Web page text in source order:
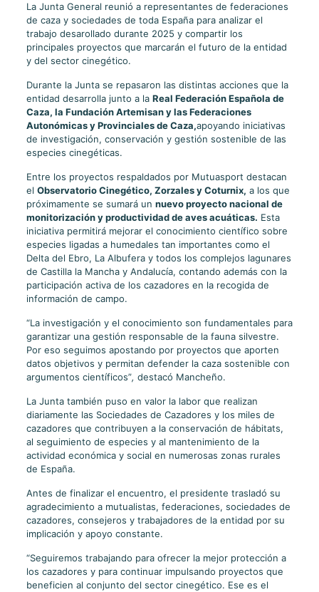
La Junta General reunió a representantes de federaciones
de caza y sociedades de toda España para analizar el
trabajo desarollado durante 2025 y compartir los
principales proyectos que marcarán el futuro de la entidad
y del sector cinegético.
Durante la Junta se repasaron las distintas acciones que la
entidad desarrolla junto a la Real Federación Española de
Caza, la Fundación Artemisan y las Federaciones
Autonómicas y Provinciales de Caza,apoyando iniciativas
de investigación, conservación y gestión sostenible de las
especies cinegéticas.
Entre los proyectos respaldados por Mutuasport destacan
el Observatorio Cinegético, Zorzales y Coturnix, a los que
próximamente se sumará un nuevo proyecto nacional de
monitorización y productividad de aves acuáticas. Esta
iniciativa permitirá mejorar el conocimiento científico sobre
especies ligadas a humedales tan importantes como el
Delta del Ebro, La Albufera y todos los complejos lagunares
de Castilla la Mancha y Andalucía, contando además con la
participación activa de los cazadores en la recogida de
información de campo.
“La investigación y el conocimiento son fundamentales para
garantizar una gestión responsable de la fauna silvestre.
Por eso seguimos apostando por proyectos que aporten
datos objetivos y permitan defender la caza sostenible con
argumentos científicos”, destacó Mancheño.
La Junta también puso en valor la labor que realizan
diariamente las Sociedades de Cazadores y los miles de
cazadores que contribuyen a la conservación de hábitats,
al seguimiento de especies y al mantenimiento de la
actividad económica y social en numerosas zonas rurales
de España.
Antes de finalizar el encuentro, el presidente trasladó su
agradecimiento a mutualistas, federaciones, sociedades de
cazadores, consejeros y trabajadores de la entidad por su
implicación y apoyo constante.
“Seguiremos trabajando para ofrecer la mejor protección a
los cazadores y para continuar impulsando proyectos que
beneficien al conjunto del sector cinegético. Ese es el